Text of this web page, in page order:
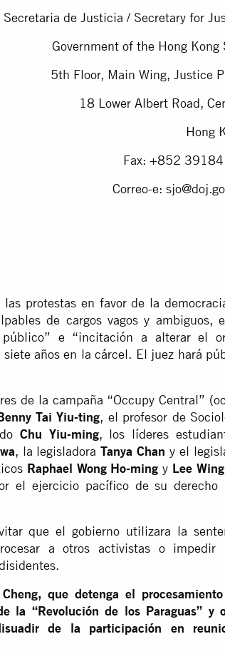
Secretaria de Justicia / Secretary for
Government of the Hong Kong
5th Floor, Main Wing, Justice
18 Lower Albert Road,
Hong
Fax: +852
Correo-e:
protestas en favor de la
de cargos vagos y ambiguos,
e “incitación a alterar el
años en la cárcel. El juez hará
de la campaña “Occupy Central”
Tai Yiu-ting, el profesor de
Chu Yiu-ming, los líderes
, la legisladoraTanya Chan y el
Raphael Wong Ho-ming y Lee
el ejercicio pacífico de su derecho
que el gobierno utilizara la
a otros activistas o impedir
que detenga el
la “Revolución de los Paraguas” y
de la participación en